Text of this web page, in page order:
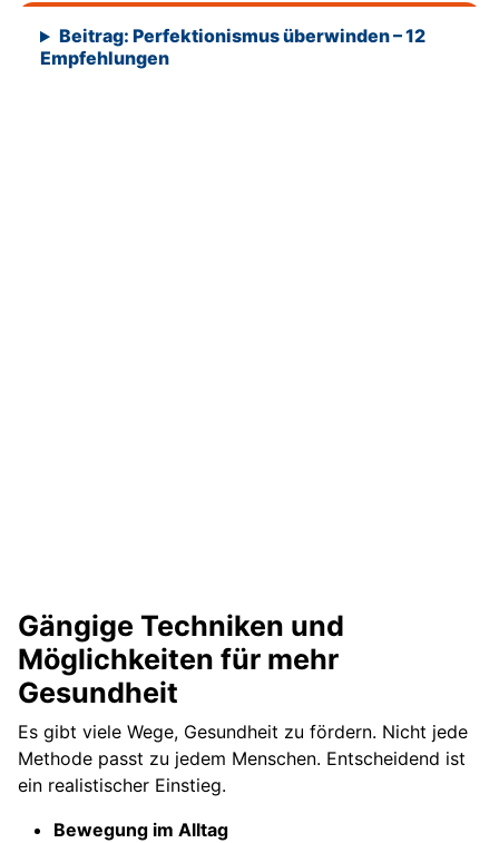
Beitrag: Perfektionismus überwinden – 12
Empfehlungen
Gängige Techniken und
Möglichkeiten für mehr
Gesundheit
Es gibt viele Wege, Gesundheit zu fördern. Nicht jede
Methode passt zu jedem Menschen. Entscheidend ist
ein realistischer Einstieg.
Bewegung im Alltag